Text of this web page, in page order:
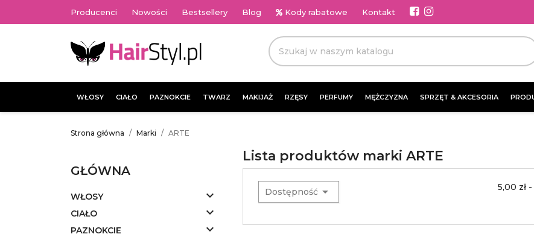
Producenci Nowości Bestsellery Blog Kody rabatowe Kontakt
WŁOSY CIAŁO PAZNOKCIE TWARZ MAKIJAŻ RZĘSY PERFUMY MĘŻCZYZNA SPRZĘT & AKCESORIA
Strona główna Marki ARTE
GŁÓWNA
WŁOSY 
CIAŁO 
PAZNOKCIE 
Lista produktów marki ARTE
Dostępność  5,00 zł -